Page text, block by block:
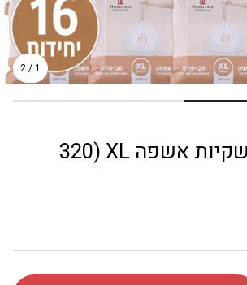
1
/
2
מארז 16 יח׳ שקיות אשפה XL (320